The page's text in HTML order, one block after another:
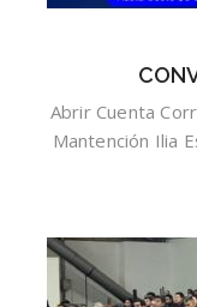
Abrir Cuenta
Mantención Ilia